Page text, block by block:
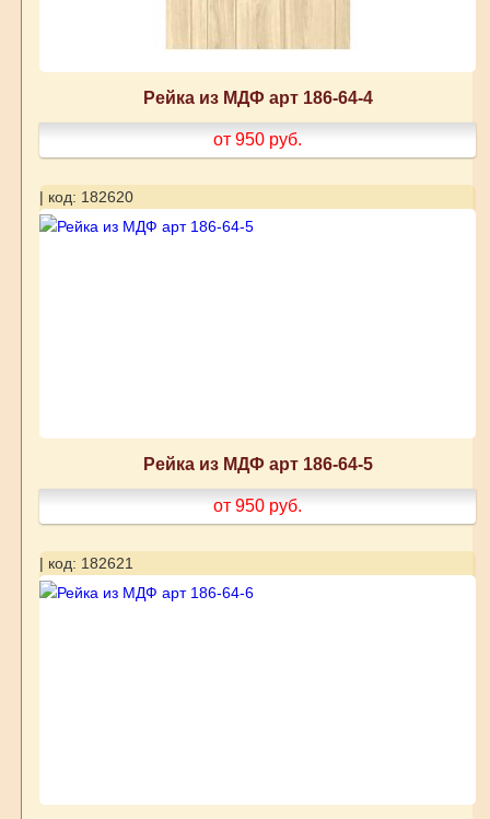
Рейка из МДФ арт 186-64-4
от 950 руб.
| код: 182620
Рейка из МДФ арт 186-64-5
от 950 руб.
| код: 182621